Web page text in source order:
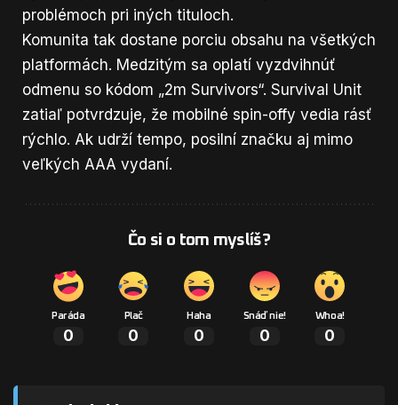
problémoch pri iných tituloch.
Komunita tak dostane porciu obsahu na všetkých
platformách. Medzitým sa oplatí vyzdvihnúť
odmenu so kódom „2m Survivors“. Survival Unit
zatiaľ potvrdzuje, že mobilné spin-offy vedia rásť
rýchlo. Ak udrží tempo, posilní značku aj mimo
veľkých AAA vydaní.
Čo si o tom myslíš?
Paráda
0
Plač
0
Haha
0
Snáď nie!
0
Whoa!
0